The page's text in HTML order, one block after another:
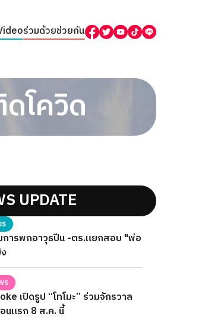
ร่วมด้วยช่วยกัน
โควิด
UPDATE
การพกอาวุธปืน -ตร.แยกสอบ "พ่อ
เปิดรูป “โทโมะ” ร่วมจักรวาล
นแรก 8 ส.ค. นี้